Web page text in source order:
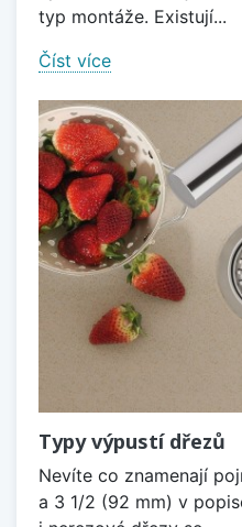
typ montáže. Existují...
Číst více
Typy výpustí dřezů
Nevíte co znamenají
a 3 1/2 (92 mm) v